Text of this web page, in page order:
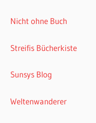
Nicht ohne Buch
Streifis Bücherkiste
Sunsys Blog
Weltenwanderer